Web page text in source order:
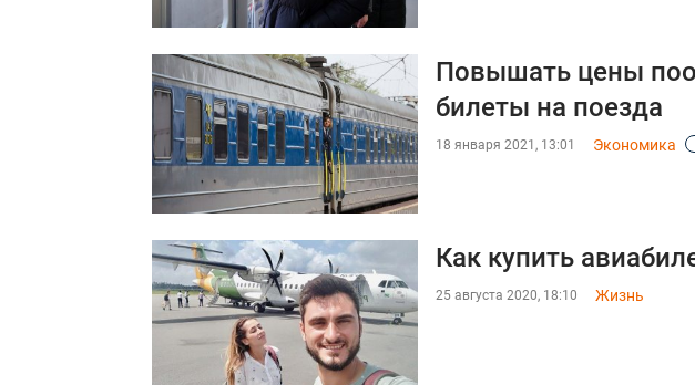
Повышать цены
билеты на поезда
18 января 2021, 13:01 Экономика
Как купить
25 августа 2020, 18:10 Жизнь